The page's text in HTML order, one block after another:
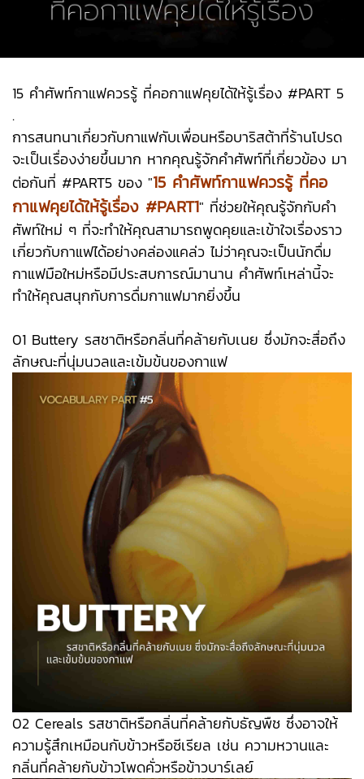
15 คำศัพท์กาแฟควรรู้ ที่คอกาแฟคุยได้ให้รู้เรื่อง #PART 5
.
การสนทนาเกี่ยวกับกาแฟกับเพื่อนหรือบาริสต้าที่ร้านโปรด
จะเป็นเรื่องง่ายขึ้นมาก หากคุณรู้จักคำศัพท์ที่เกี่ยวข้อง มา
ต่อกันที่ #PART5 ของ "15 คำศัพท์กาแฟควรรู้ ที่คอ
กาแฟคุยได้ให้รู้เรื่อง #PART1" ที่ช่วยให้คุณรู้จักกับคำ
ศัพท์ใหม่ ๆ ที่จะทำให้คุณสามารถพูดคุยและเข้าใจเรื่องราว
เกี่ยวกับกาแฟได้อย่างคล่องแคล่ว ไม่ว่าคุณจะเป็นนักดื่ม
กาแฟมือใหม่หรือมีประสบการณ์มานาน คำศัพท์เหล่านี้จะ
ทำให้คุณสนุกกับการดื่มกาแฟมากยิ่งขึ้น
01 Buttery รสชาติหรือกลิ่นที่คล้ายกับเนย ซึ่งมักจะสื่อถึง
ลักษณะที่นุ่มนวลและเข้มข้นของกาแฟ
02 Cereals รสชาติหรือกลิ่นที่คล้ายกับธัญพืช ซึ่งอาจให้
ความรู้สึกเหมือนกับข้าวหรือซีเรียล เช่น ความหวานและ
กลิ่นที่คล้ายกับข้าวโพดคั่วหรือข้าวบาร์เลย์